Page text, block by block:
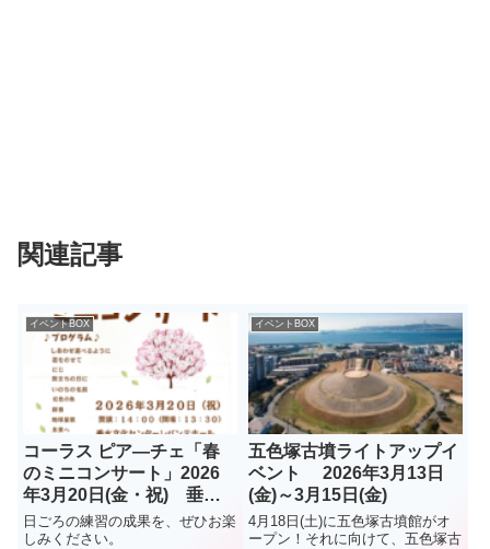
関連記事
イベントBOX
コーラス ピア―チェ「春
のミニコンサート」2026
年3月20日(金・祝) 垂水
文化センターレバンテホー
ル(レバンテ垂水2番館3階)
日ごろの練習の成果を、ぜひお楽
しみください。
イベントBOX
五色塚古墳ライトアップイ
ベント 2026年3月13日
(金)～3月15日(金)
4月18日(土)に五色塚古墳館がオ
ープン！それに向けて、五色塚古